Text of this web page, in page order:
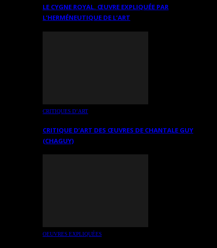
LE CYGNE ROYAL. ŒUVRE EXPLIQUÉE PAR
L’HERMÉNEUTIQUE DE L’ART
CRITIQUES D’ART
CRITIQUE D’ART DES ŒUVRES DE CHANTALE GUY
(CHAGUY)
OEUVRES EXPLIQUÉES